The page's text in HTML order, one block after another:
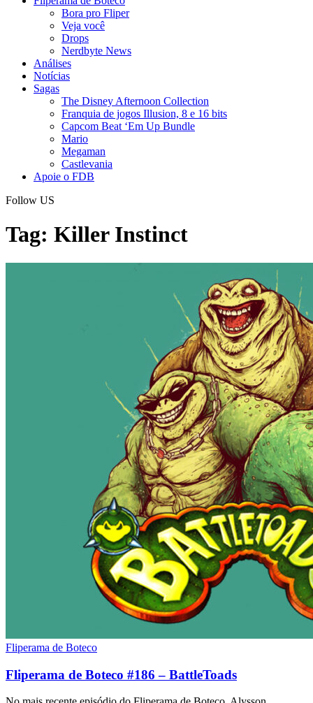
Bora pro Fliper
Veja você
Drops
Nerdbyte News
Análises
Notícias
Sagas
The Disney Afternoon Collection
Franquia de jogos Illusion, 8 e 16 bits
Capcom Beat ‘Em Up Bundle
Mario
Megaman
Castlevania
Apoie o FDB
Follow US
Tag: Killer Instinct
Fliperama de Boteco
Fliperama de Boteco #186 – BattleToads